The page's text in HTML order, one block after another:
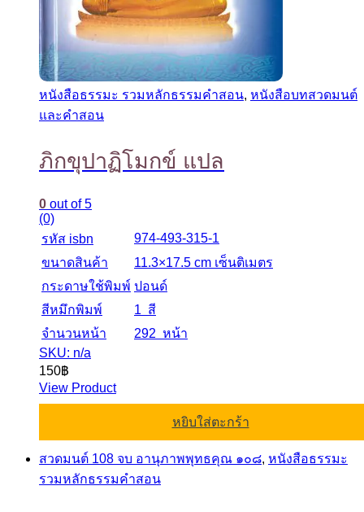
หนังสือธรรมะ รวมหลักธรรมคำสอน, หนังสือบทสวดมนต์
และคำสอน
ภิกขุปาฏิโมกข์ แปล
0 out of 5
(0)
รหัส isbn
974-493-315-1
ขนาดสินค้า
11.3×17.5 cm เซ็นติเมตร
กระดาษใช้พิมพ์ ปอนด์
สีหมึกพิมพ์
1 สี
จำนวนหน้า
292 หน้า
SKU: n/a
150฿
View Product
หยิบใส่ตะกร้า
สวดมนต์ 108 จบ อานุภาพพุทธคุณ ๑๐๘, หนังสือธรรมะ
รวมหลักธรรมคำสอน